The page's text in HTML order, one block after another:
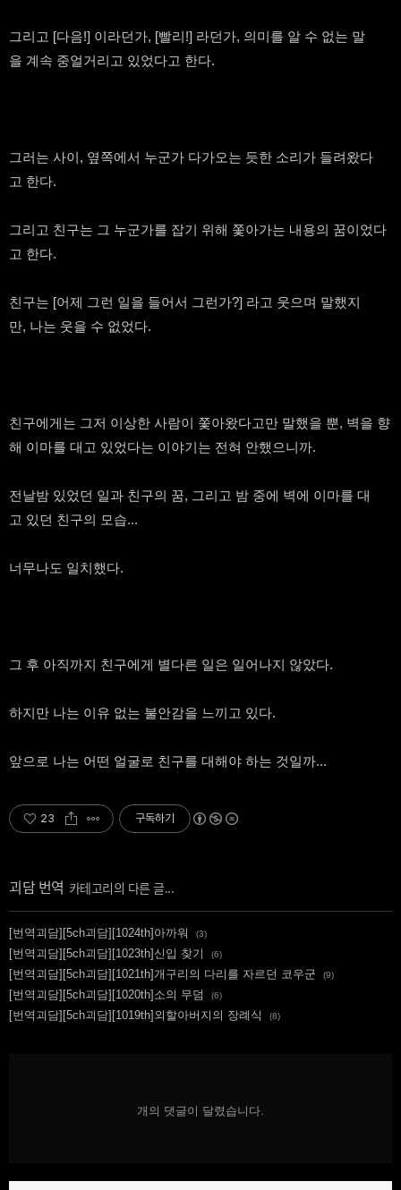
그리고 [다음!] 이라던가, [빨리!] 라던가, 의미를 알 수 없는 말
을 계속 중얼거리고 있었다고 한다.
그러는 사이, 옆쪽에서 누군가 다가오는 듯한 소리가 들려왔다
고 한다.
그리고 친구는 그 누군가를 잡기 위해 쫓아가는 내용의 꿈이었다
고 한다.
친구는 [어제 그런 일을 들어서 그런가?] 라고 웃으며 말했지
만, 나는 웃을 수 없었다.
친구에게는 그저 이상한 사람이 쫓아왔다고만 말했을 뿐, 벽을 향
해 이마를 대고 있었다는 이야기는 전혀 안했으니까.
전날밤 있었던 일과 친구의 꿈, 그리고 밤 중에 벽에 이마를 대
고 있던 친구의 모습...
너무나도 일치했다.
그 후 아직까지 친구에게 별다른 일은 일어나지 않았다.
하지만 나는 이유 없는 불안감을 느끼고 있다.
앞으로 나는 어떤 얼굴로 친구를 대해야 하는 것일까...
23 구독하기
괴담 번역
[번역괴담][5ch괴담][1024th]아까워 (3)
[번역괴담][5ch괴담][1023th]신입 찾기 (6)
[번역괴담][5ch괴담][1021th]개구리의 다리를 자르던 코우군 (9)
[번역괴담][5ch괴담][1020th]소의 무덤 (6)
[번역괴담][5ch괴담][1019th]외할아버지의 장례식 (8)
개의 댓글이 달렸습니다.